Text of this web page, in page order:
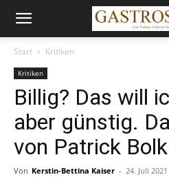
Start Kritiken
Kritiken
Billig? Das will
aber günstig.
von Patrick Bolk
Von Kerstin-Bettina Kaiser - 24. Juli 2021